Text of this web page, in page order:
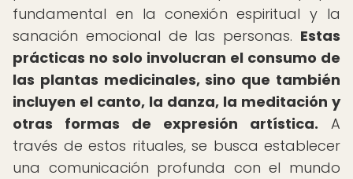
fundamental en la conexión espiritual y la
sanación emocional de las personas. Estas
prácticas no solo involucran el consumo de
las plantas medicinales, sino que también
incluyen el canto, la danza, la meditación y
otras formas de expresión artística. A
través de estos rituales, se busca establecer
una comunicación profunda con el mundo